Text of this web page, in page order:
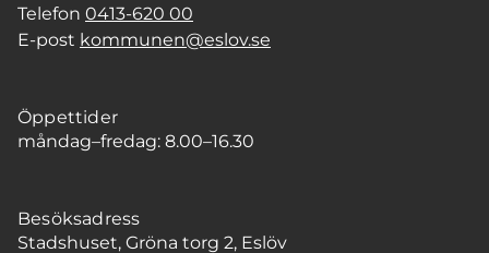
Telefon 0413-620 00
E-post kommunen@eslov.se
Öppettider
måndag–fredag: 8.00–16.30
Besöksadress
Stadshuset, Gröna torg 2, Eslöv